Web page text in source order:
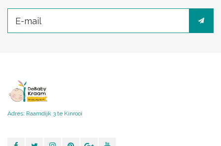
Adres: Raamdijk 3 te Kinrooi